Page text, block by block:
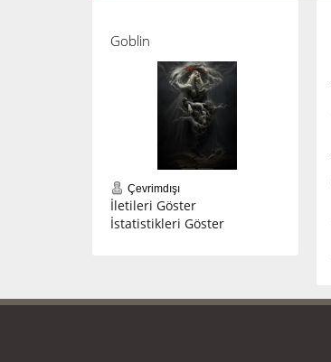
Goblin
Çevrimdışı
İletileri Göster
İstatistikleri Göster